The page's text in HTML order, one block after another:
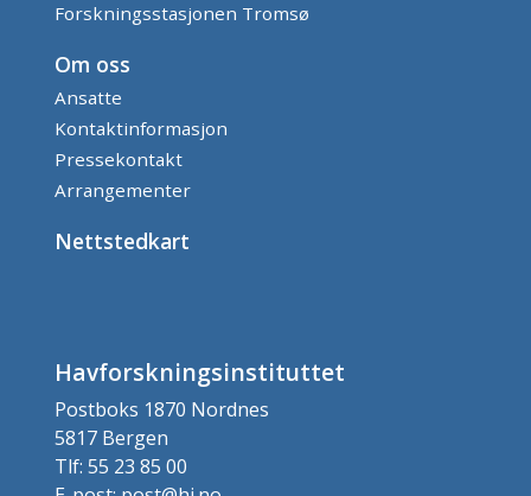
Forskningsstasjonen Tromsø
Om oss
Ansatte
Kontaktinformasjon
Pressekontakt
Arrangementer
Nettstedkart
Havforskningsinstituttet
Postboks 1870 Nordnes
5817 Bergen
Tlf: 55 23 85 00